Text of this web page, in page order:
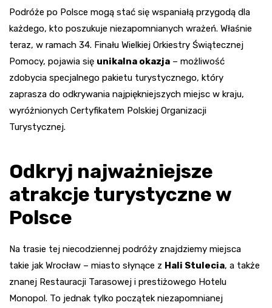
Podróże po Polsce mogą stać się wspaniałą przygodą dla
każdego, kto poszukuje niezapomnianych wrażeń. Właśnie
teraz, w ramach 34. Finału Wielkiej Orkiestry Świątecznej
Pomocy, pojawia się unikalna okazja – możliwość
zdobycia specjalnego pakietu turystycznego, który
zaprasza do odkrywania najpiękniejszych miejsc w kraju,
wyróżnionych Certyfikatem Polskiej Organizacji
Turystycznej.
Odkryj najważniejsze
atrakcje turystyczne w
Polsce
Na trasie tej niecodziennej podróży znajdziemy miejsca
takie jak Wrocław – miasto słynące z Hali Stulecia, a także
znanej Restauracji Tarasowej i prestiżowego Hotelu
Monopol. To jednak tylko początek niezapomnianej